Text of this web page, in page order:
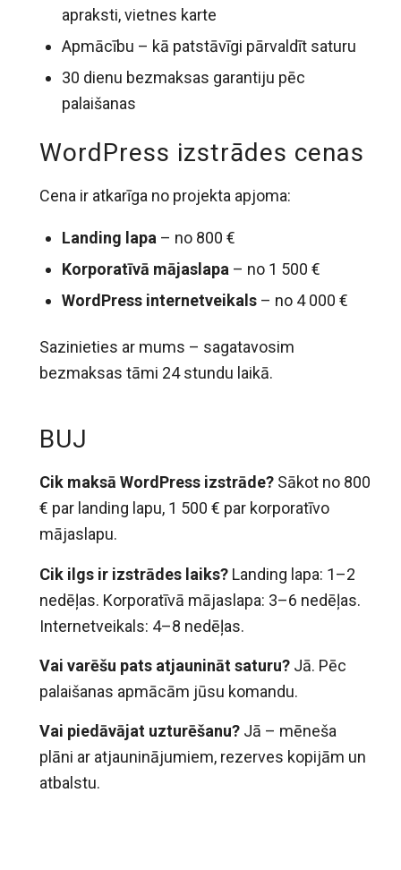
apraksti, vietnes karte
Apmācību – kā patstāvīgi pārvaldīt saturu
30 dienu bezmaksas garantiju pēc
palaišanas
WordPress izstrādes cenas
Cena ir atkarīga no projekta apjoma:
Landing lapa – no 800 €
Korporatīvā mājaslapa – no 1 500 €
WordPress internetveikals– no 4 000 €
Sazinieties ar mums – sagatavosim
bezmaksas tāmi 24 stundu laikā.
BUJ
Cik maksā WordPress izstrāde?Sākot no 800
€ par landing lapu, 1 500 € par korporatīvo
mājaslapu.
Cik ilgs ir izstrādes laiks?Landing lapa: 1–2
nedēļas. Korporatīvā mājaslapa: 3–6 nedēļas.
Internetveikals: 4–8 nedēļas.
Vai varēšu pats atjaunināt saturu?Jā. Pēc
palaišanas apmācām jūsu komandu.
Vai piedāvājat uzturēšanu?Jā – mēneša
plāni ar atjauninājumiem, rezerves kopijām un
atbalstu.